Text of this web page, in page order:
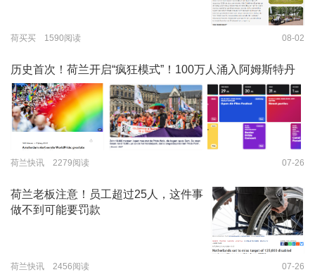
荷买买 1590阅读 08-02
历史首次！荷兰开启“疯狂模式”！100万人涌入阿姆斯特丹
荷兰快讯 2279阅读 07-26
荷兰老板注意！员工超过25人，这件事
做不到可能要罚款
荷兰快讯 2456阅读 07-26